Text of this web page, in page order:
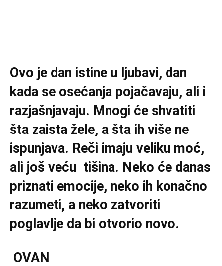
Ovo je dan istine u ljubavi, dan
kada se osećanja pojačavaju, ali i
razjašnjavaju. Mnogi će shvatiti
šta zaista žele, a šta ih više ne
ispunjava. Reči imaju veliku moć,
ali još veću tišina. Neko će danas
priznati emocije, neko ih konačno
razumeti, a neko zatvoriti
poglavlje da bi otvorio novo.
OVAN